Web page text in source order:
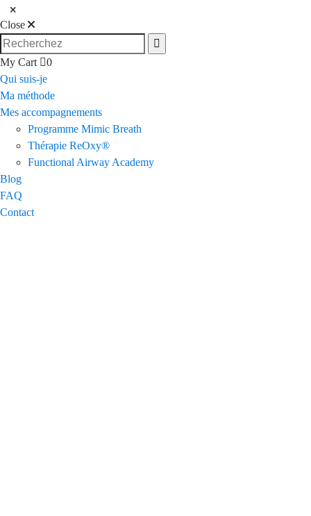
Close
My Cart
0
Qui suis-je
Ma méthode
Mes accompagnements
Programme Mimic Breath
Thérapie ReOxy®
Functional Airway Academy
Blog
FAQ
Contact